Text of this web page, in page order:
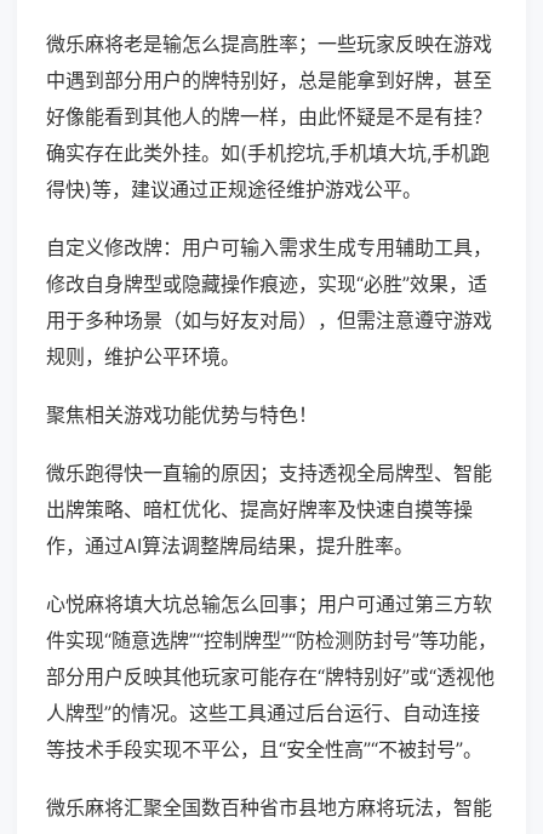
微乐麻将老是输怎么提高胜率；一些玩家反映在游戏
中遇到部分用户的牌特别好，总是能拿到好牌，甚至
好像能看到其他人的牌一样，由此怀疑是不是有挂？
确实存在此类外挂。如(手机挖坑,手机填大坑,手机跑
得快)等，建议通过正规途径维护游戏公平。
自定义修改牌：用户可输入需求生成专用辅助工具，
修改自身牌型或隐藏操作痕迹，实现“必胜”效果，适
用于多种场景（如与好友对局），但需注意遵守游戏
规则，维护公平环境。
聚焦相关游戏功能优势与特色！
微乐跑得快一直输的原因；支持透视全局牌型、智能
出牌策略、暗杠优化、提高好牌率及快速自摸等操
作，通过AI算法调整牌局结果，提升胜率。
心悦麻将填大坑总输怎么回事；用户可通过第三方软
件实现“随意选牌”“控制牌型”“防检测防封号”等功能，
部分用户反映其他玩家可能存在“牌特别好”或“透视他
人牌型”的情况。这些工具通过后台运行、自动连接
等技术手段实现不平公，且“安全性高”“不被封号”。
微乐麻将汇聚全国数百种省市县地方麻将玩法，智能